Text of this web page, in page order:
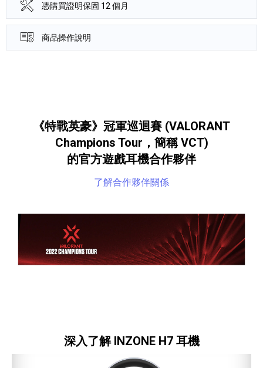
憑購買證明保固 12 個月
商品操作說明
《特戰英豪》冠軍巡迴賽 (VALORANT
Champions Tour，簡稱 VCT)
的官方遊戲耳機合作夥伴
了解合作夥伴關係
深入了解 INZONE H7 耳機